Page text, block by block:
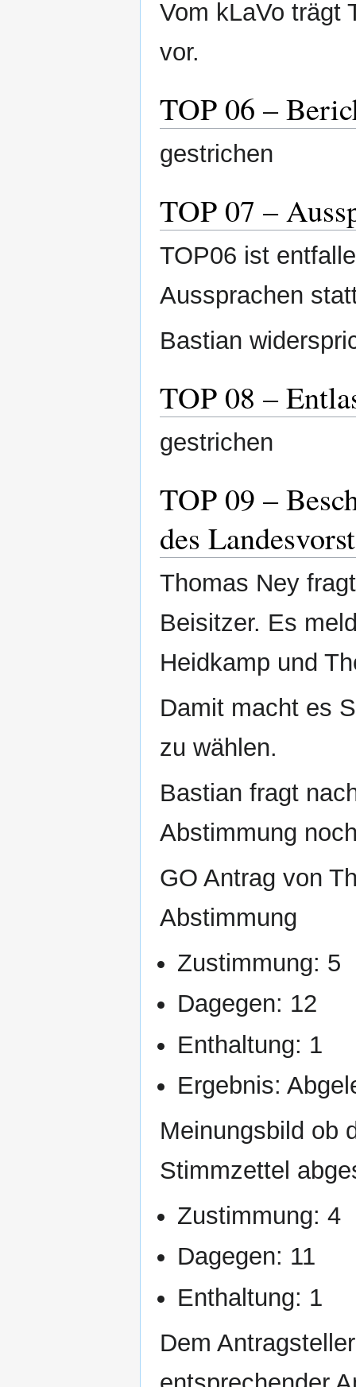
Vom kLaVo trägt
vor.
TOP 06 –
gestrichen
TOP 07 –
TOP06 ist
Aussprachen
Bastian
TOP 08 –
gestrichen
TOP 09 –
des
Thomas Ney
Beisitzer. Es
Heidkamp und
Damit macht es
zu wählen.
Bastian fragt
Abstimmung
GO Antrag von
Abstimmung
Zustimmung: 5
Dagegen: 12
Enthaltung: 1
Ergebnis:
Meinungsbild ob
Stimmzettel
Zustimmung: 4
Dagegen: 11
Enthaltung: 1
Dem